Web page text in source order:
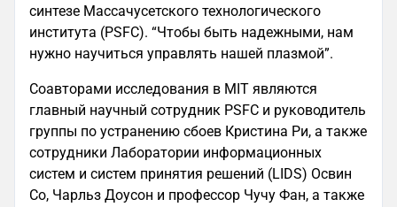
синтезе Массачусетского технологического
института (PSFC). “Чтобы быть надежными, нам
нужно научиться управлять нашей плазмой”.
Соавторами исследования в MIT являются
главный научный сотрудник PSFC и руководитель
группы по устранению сбоев Кристина Ри, а также
сотрудники Лаборатории информационных
систем и систем принятия решений (LIDS) Освин
Со, Чарльз Доусон и профессор Чучу Фан, а также